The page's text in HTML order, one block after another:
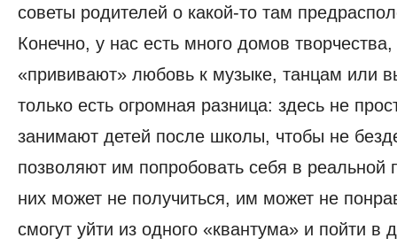
советы родителей о какой-то там
Конечно, у нас есть много домов
«прививают» любовь к музыке, танцам или
только есть огромная разница: здесь не
занимают детей после школы, чтобы не
позволяют им попробовать себя в реальной
них может не получиться, им может не
смогут уйти из одного «квантума» и пойти в